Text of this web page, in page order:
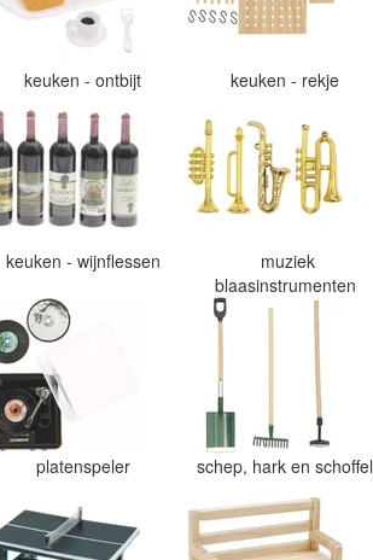
keuken - ontbijt keuken - rekje
keuken - wijnflessen
muziek
blaasinstrumenten
platenspeler schep, hark en schoffel